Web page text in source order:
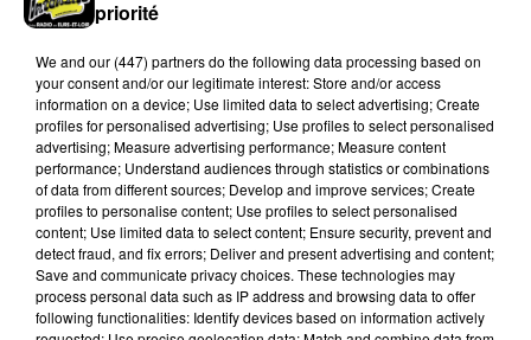
6 août 2026
LE COUDRAY - VENTE AUX ENCHÈRES :
AUTOMOBILES 1/43E
Mardi 22 septembre et 8 décembre à 10h00 à
priorité
We and our (447) partnersdo the following data processing based on
your consent and/or our legitimate interest: Store and/or access
information on a device; Use limited data to select advertising; Create
profiles for personalised advertising; Use profiles to select personalised
advertising; Measure advertising performance; Measure content
performance; Understand audiences through statistics or combinations
of data from different sources; Develop and improve services; Create
profiles to personalise content; Use profiles to select personalised
content; Use limited data to select content; Ensure security, prevent and
detect fraud, and fix errors; Deliver and present advertising and content;
Save and communicate privacy choices. These technologies may
process personal data such as IP address and browsing data to offer
following functionalities: Identify devices based on information actively